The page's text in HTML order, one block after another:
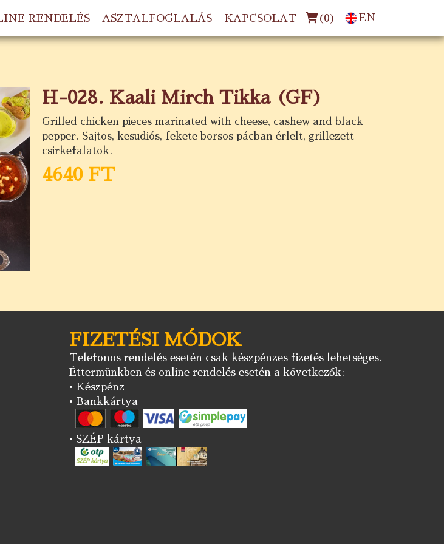
RENDELÉS ASZTALFOGLALÁS KAPCSOLAT (0) EN
H-028. Kaali Mirch Tikka (GF)
Grilled chicken pieces marinated with cheese, cashew and black
pepper. Sajtos, kesudiós, fekete borsos pácban érlelt, grillezett
csirkefalatok.
4640 FT
FIZETÉSI MÓDOK
Telefonos rendelés esetén csak készpénzes fizetés lehetséges.
Éttermünkben és online rendelés esetén a következők:
• Készpénz
• Bankkártya
• SZÉP kártya